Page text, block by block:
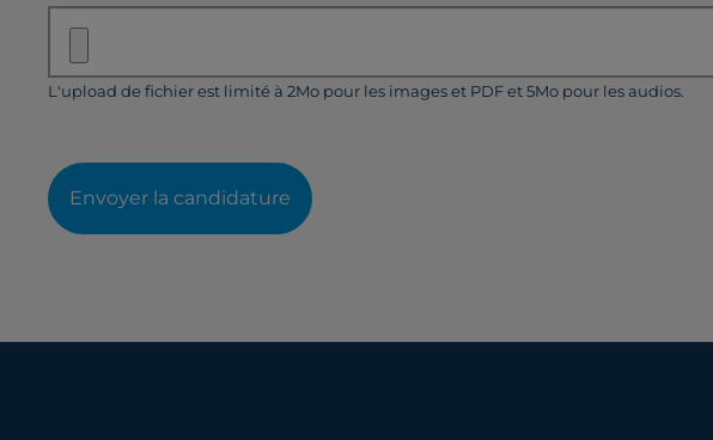
L'upload de fichier est limité à 2Mo pour les images et PDF et 5Mo pour les audios.
Envoyer la candidature